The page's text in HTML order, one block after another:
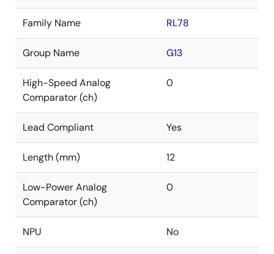
Family Name RL78
Group Name G13
High-Speed Analog
Comparator (ch)
0
Lead Compliant Yes
Length (mm) 12
Low-Power Analog
Comparator (ch)
0
NPU No